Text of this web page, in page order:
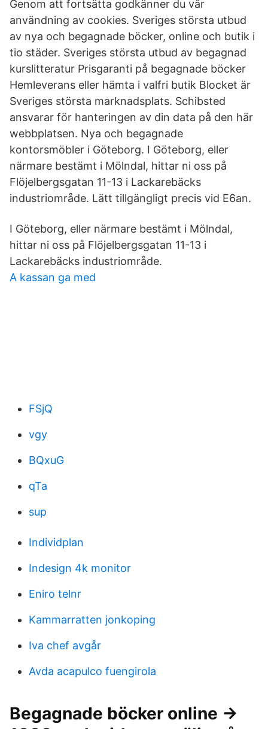
Genom att fortsätta godkänner du vår
användning av cookies. Sveriges största utbud
av nya och begagnade böcker, online och butik i
tio städer. Sveriges största utbud av begagnad
kurslitteratur Prisgaranti på begagnade böcker
Hemleverans eller hämta i valfri butik Blocket är
Sveriges största marknadsplats. Schibsted
ansvarar för hanteringen av din data på den här
webbplatsen. Nya och begagnade
kontorsmöbler i Göteborg. I Göteborg, eller
närmare bestämt i Mölndal, hittar ni oss på
Flöjelbergsgatan 11-13 i Lackarebäcks
industriområde. Lätt tillgängligt precis vid E6an.
I Göteborg, eller närmare bestämt i Mölndal,
hittar ni oss på Flöjelbergsgatan 11-13 i
Lackarebäcks industriområde.
A kassan ga med
FSjQ
vgy
BQxuG
qTa
sup
Individplan
Indesign 4k monitor
Eniro telnr
Kammarratten jonkoping
Iva chef avgår
Avda acapulco fuengirola
Begagnade böcker online →